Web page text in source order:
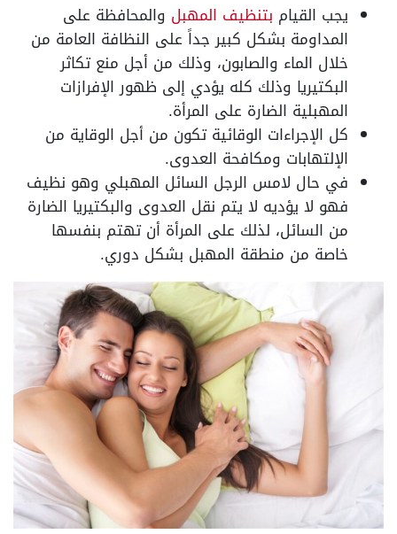
يجب القيام بتنظيف المهبل والمحافظة على
المداومة بشكل كبير جداً على النظافة العامة من
خلال الماء والصابون، وذلك من أجل منع تكاثر
البكتيريا وذلك كله يؤدي إلى ظهور الإفرازات
المهبلية الضارة على المرأة.
كل الإجراءات الوقائية تكون من أجل الوقاية من
الإلتهابات ومكافحة العدوى.
في حال لامس الرجل السائل المهبلي وهو نظيف
فهو لا يؤديه لا يتم نقل العدوى والبكتيريا الضارة
من السائل، لذلك على المرأة أن تهتم بنفسها
خاصة من منطقة المهبل بشكل دوري.